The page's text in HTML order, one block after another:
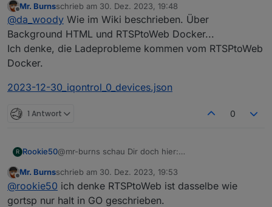
schick mal einen export von einer cam. vllt seh ich
da was.
Offline
Mr. Burnsschrieb am 30. Dez. 2023, 19:48
zuletzt editiert von
@da_woody Wie im Wiki beschrieben. Über
Background HTML und RTSPtoWeb Docker...
Ich denke, die Ladeprobleme kommen vom RTSPtoWeb
Docker.
2023-12-30_iqontrol_0_devices.json
1 Antwort 0
R Rookie50@mr-burns schau Dir doch hier:
onvif-camera-v1-0-0. Ich hatte auch immer Probleme
mit langen Verbindungszeiten. Aber mit go2rtsp
funktioniert es bei mir sehr gut und schnell.
Offline
Mr. Burnsschrieb am 30. Dez. 2023, 19:53
zuletzt editiert von
@rookie50 ich denke RTSPtoWeb ist dasselbe wie
gortsp nur halt in GO geschrieben.